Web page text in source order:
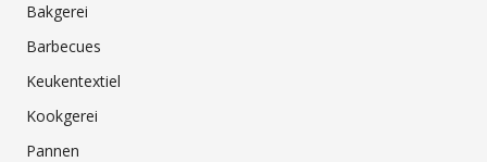
Bakgerei
Barbecues
Keukentextiel
Kookgerei
Pannen